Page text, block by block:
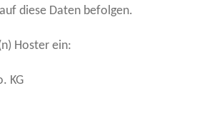
diese Daten befolgen.
Hoster ein:
KG